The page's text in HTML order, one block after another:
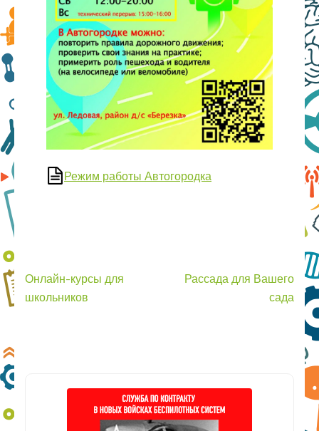
Режим работы Автогородка
Навигация
по
Онлайн-курсы для
школьников
Рассада для Вашего
сада